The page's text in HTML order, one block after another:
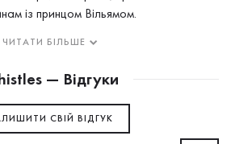
із принцом Вільямом.
ЧИТАТИ БІЛЬШЕ
— Відгуки
СВIЙ ВІДГУК